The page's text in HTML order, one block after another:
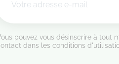
pouvez vous désinscrire à tout
dans les conditions